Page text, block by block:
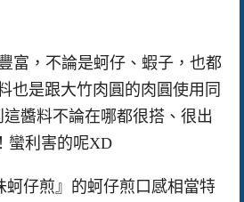
富，不論是蚵仔、蝦子，也都
也是跟大竹肉圓的肉圓使用同
醬料不論在哪都很搭、很出
蠻利害的呢XD
蚵仔煎』的蚵仔煎口感相當特